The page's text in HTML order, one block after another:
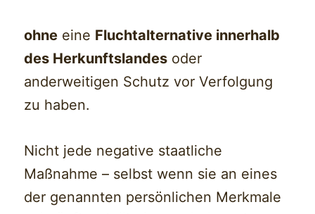
ohne eine Fluchtalternative innerhalb
des Herkunftslandes oder
anderweitigen Schutz vor Verfolgung
zu haben.
Nicht jede negative staatliche
Maßnahme – selbst wenn sie an eines
der genannten persönlichen Merkmale